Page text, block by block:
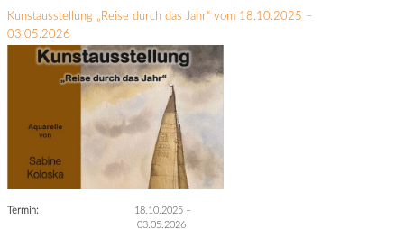
Kunstausstellung „Reise durch das Jahr“ vom 18.10.2025 –
03.05.2026
Termin: 18.10.2025 –
03.05.2026